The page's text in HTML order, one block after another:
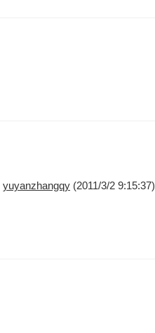
yuyanzhangqy (2011/3/2 9:15:37)